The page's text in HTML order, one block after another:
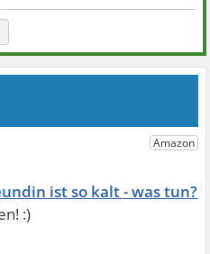
ist so kalt - was tun?